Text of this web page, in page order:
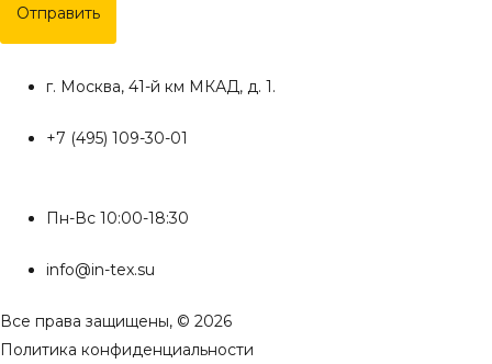
Отправить
г. Москва, 41-й км МКАД, д. 1.
+7 (495) 109-30-01
Пн-Вс 10:00-18:30
info@in-tex.su
Все права защищены, © 2026
Политика конфиденциальности